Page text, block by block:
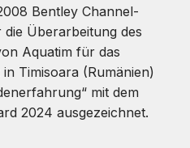
Bentley Channel-
Überarbeitung des
Aquatim für das
Timisoara (Rumänien)
mit dem
2024 ausgezeichnet.